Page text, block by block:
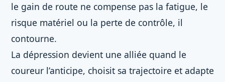
le gain de route ne compense pas la fatigue, le
risque matériel ou la perte de contrôle, il
contourne.
La dépression devient une alliée quand le
coureur l’anticipe, choisit sa trajectoire et adapte